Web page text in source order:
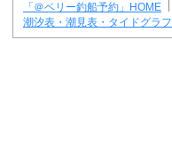
「＠ベリー釣船予約」HOME
潮汐表・潮見表・タイドグラフ